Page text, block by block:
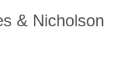
& Nicholson